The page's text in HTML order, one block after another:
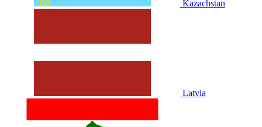
Kazachstan
Latvia